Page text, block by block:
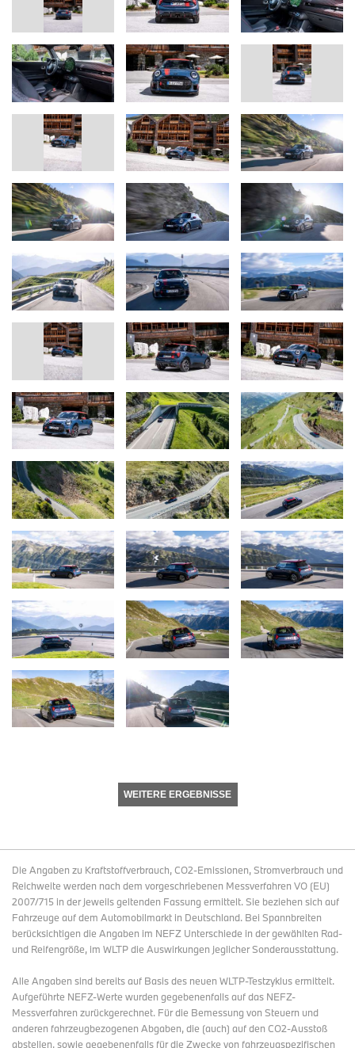
WEITERE ERGEBNISSE
Die Angaben zu Kraftstoffverbrauch, CO2-Emissionen, Stromverbrauch und
Reichweite werden nach dem vorgeschriebenen Messverfahren VO (EU)
2007/715 in der jeweils geltenden Fassung ermittelt. Sie beziehen sich auf
Fahrzeuge auf dem Automobilmarkt in Deutschland. Bei Spannbreiten
berücksichtigen die Angaben im NEFZ Unterschiede in der gewählten Rad-
und Reifengröße, im WLTP die Auswirkungen jeglicher Sonderausstattung.
Alle Angaben sind bereits auf Basis des neuen WLTP-Testzyklus ermittelt.
Aufgeführte NEFZ-Werte wurden gegebenenfalls auf das NEFZ-
Messverfahren zurückgerechnet. Für die Bemessung von Steuern und
anderen fahrzeugbezogenen Abgaben, die (auch) auf den CO2-Ausstoß
abstellen, sowie gegebenenfalls für die Zwecke von fahrzeugspezifischen